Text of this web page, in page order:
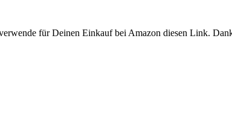
für Deinen Einkauf bei Amazon diesen Link.